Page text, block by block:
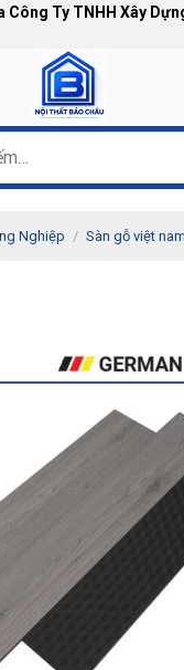
Ty TNHH Xây
Nghiệp / Sàn gỗ việt nam